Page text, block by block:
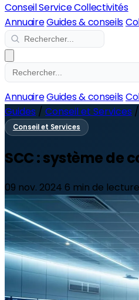
Conseil Service Collectivités
AnnuaireGuides & conseils
AnnuaireGuides & conseils
Guides / Conseil et Services /
Conseil et Services
SCC : système de
09 nov. 2024 6 min de lecture